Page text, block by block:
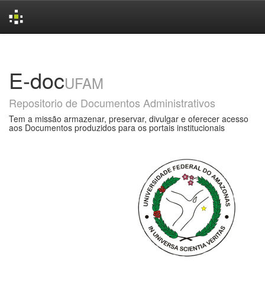
E-docUFAM
Repositorio de Documentos Administrativos
Tem a missão armazenar, preservar, divulgar e oferecer acesso
aos Documentos produzidos para os portais institucionais